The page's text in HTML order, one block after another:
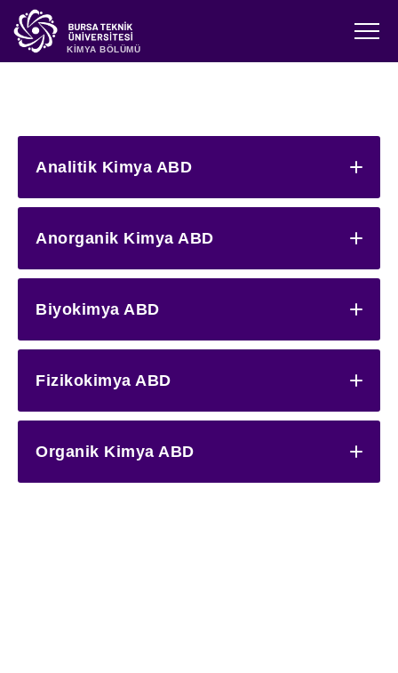
KİMYA BÖLÜMÜ
Analitik Kimya ABD
Anorganik Kimya ABD
Biyokimya ABD
Fizikokimya ABD
Organik Kimya ABD